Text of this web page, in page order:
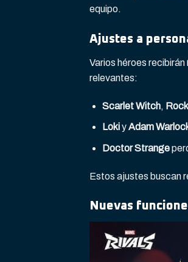
equipo.
Ajustes a
Varios héroes recibirán
relevantes:
Scarlet Witch,
LokiyAdam
Doctor Strange
Estos ajustes buscan
Nuevas